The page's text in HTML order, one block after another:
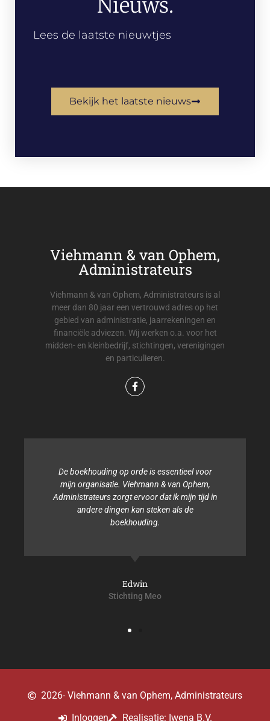
Nieuws.
Lees de laatste nieuwtjes
Bekijk het laatste nieuws
Viehmann & van Ophem,
Administrateurs
Viehmann & van Ophem, Administrateurs is al
meer dan 80 jaar een vertrouwd adres op het
gebied van administratie, jaarrekeningen en
financiële adviezen. Wij werken o.a. voor het
midden- en kleinbedrijf, stichtingen, verenigingen
en particulieren.
De boekhouding op orde is essentieel voor
mijn organisatie. Viehmann & van Ophem,
Administrateurs zorgt ervoor dat ik mijn tijd in
andere dingen kan steken als de
boekhouding.
Edwin
Stichting Meo
2026- Viehmann & van Ophem, Administrateurs
Inloggen
Realisatie: Iwena B.V.